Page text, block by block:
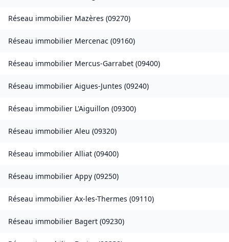
Réseau immobilier Mazères (09270)
Réseau immobilier Mercenac (09160)
Réseau immobilier Mercus-Garrabet (09400)
Réseau immobilier Aigues-Juntes (09240)
Réseau immobilier L'Aiguillon (09300)
Réseau immobilier Aleu (09320)
Réseau immobilier Alliat (09400)
Réseau immobilier Appy (09250)
Réseau immobilier Ax-les-Thermes (09110)
Réseau immobilier Bagert (09230)